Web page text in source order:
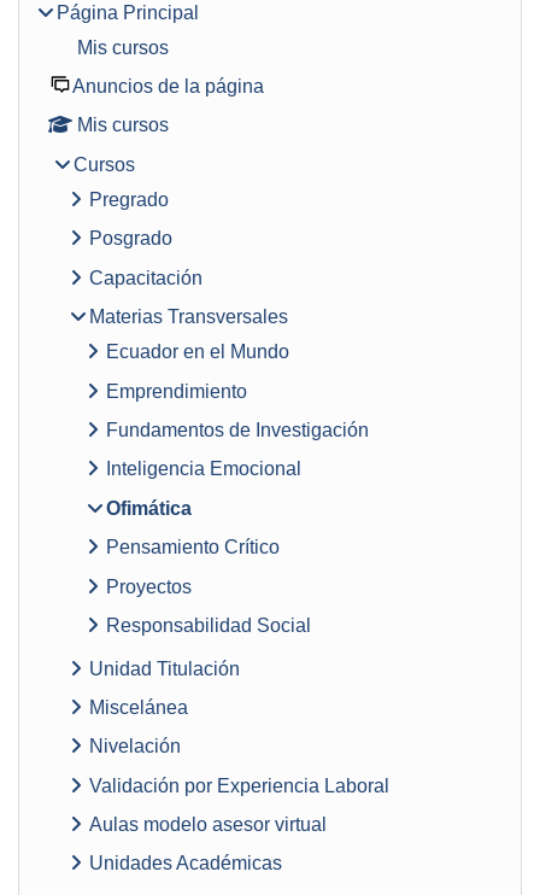
Página Principal
Mis cursos
Anuncios de la página
Mis cursos
Cursos
Pregrado
Posgrado
Capacitación
Materias Transversales
Ecuador en el Mundo
Emprendimiento
Fundamentos de Investigación
Inteligencia Emocional
Ofimática
Pensamiento Crítico
Proyectos
Responsabilidad Social
Unidad Titulación
Miscelánea
Nivelación
Validación por Experiencia Laboral
Aulas modelo asesor virtual
Unidades Académicas